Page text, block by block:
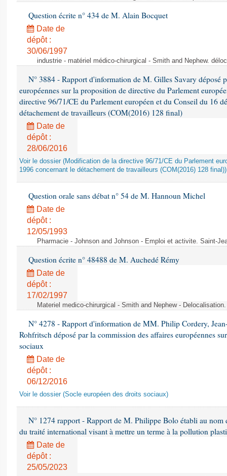
Question écrite n° 434 de M. Alain Bocquet
Date de
dépôt :
30/06/1997
industrie - matériel médico-chirurgical - Smith and Nephew.
N° 3884 - Rapport d'information de M. Gilles Savary déposé
européennes sur la proposition de directive du Parlement
directive 96/71/CE du Parlement européen et du Conseil du 16
détachement de travailleurs (COM(2016) 128 final)
Date de
dépôt :
28/06/2016
Voir le dossier (Modification de la directive 96/71/CE du Parlement
1996 concernant le détachement de travailleurs (COM(2016) 128 final))
Question orale sans débat n° 54 de M. Hannoun Michel
Date de
dépôt :
12/05/1993
Pharmacie - Johnson and Johnson - Emploi et activite. Saint-
Question écrite n° 48488 de M. Auchedé Rémy
Date de
dépôt :
17/02/1997
Materiel medico-chirurgical - Smith and Nephew -
N° 4278 - Rapport d'information de MM. Philip Cordery,
Rohfritsch déposé par la commission des affaires européennes
sociaux
Date de
dépôt :
06/12/2016
Voir le dossier (Socle européen des droits sociaux)
N° 1274 rapport - Rapport de M. Philippe Bolo établi au
du traité international visant à mettre un terme à la pollution
Date de
dépôt :
25/05/2023